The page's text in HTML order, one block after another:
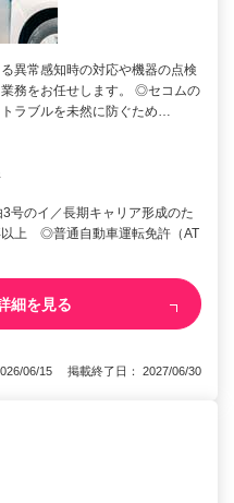
異常感知時の対応や機器の点検
務をお任せします。 ◎セコムの
ラブルを未然に防ぐため…
号のイ／長期キャリア形成のた
以上 ◎普通自動車運転免許（AT
細を見る
06/15 掲載終了日： 2027/06/30